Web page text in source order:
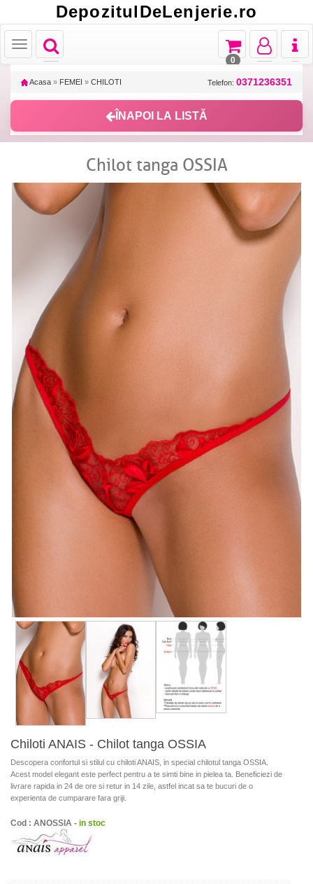
DepozitulDeLenjerie.ro
Toggle
navigation
Toggle
Toggle
navigation
Toggle
navigation
Toggle
navigation
0
Acasa » FEMEI » CHILOTI Telefon: 0371236351
ÎNAPOI LA LISTĂ
Chilot tanga OSSIA
Chiloti ANAIS - Chilot tanga OSSIA
Descopera confortul si stilul cu chiloti ANAIS, in special chilotul tanga OSSIA.
Acest model elegant este perfect pentru a te simti bine in pielea ta. Beneficiezi de
livrare rapida in 24 de ore si retur in 14 zile, astfel incat sa te bucuri de o
experienta de cumparare fara griji.
Cod : ANOSSIA - in stoc